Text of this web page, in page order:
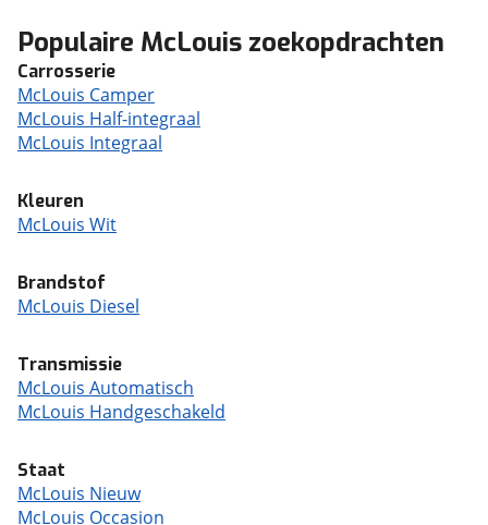
Populaire McLouis zoekopdrachten
Carrosserie
McLouis Camper
McLouis Half-integraal
McLouis Integraal
Kleuren
McLouis Wit
Brandstof
McLouis Diesel
Transmissie
McLouis Automatisch
McLouis Handgeschakeld
Staat
McLouis Nieuw
McLouis Occasion